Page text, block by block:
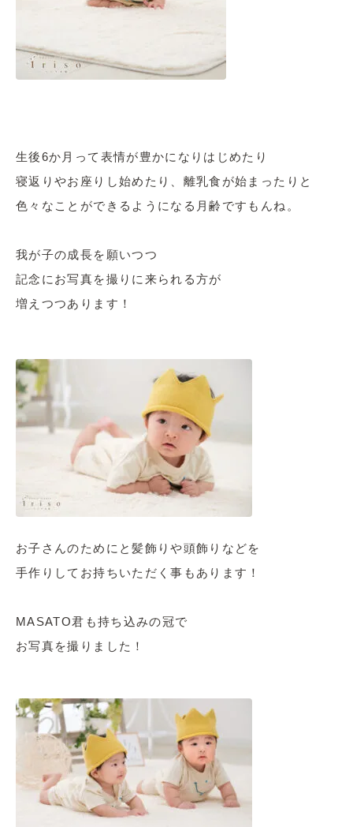
生後6か月って表情が豊かになりはじめたり
寝返りやお座りし始めたり、離乳食が始まったりと
色々なことができるようになる月齢ですもんね。
我が子の成長を願いつつ
記念にお写真を撮りに来られる方が
増えつつあります！
お子さんのためにと髪飾りや頭飾りなどを
手作りしてお持ちいただく事もあります！
MASATO君も持ち込みの冠で
お写真を撮りました！